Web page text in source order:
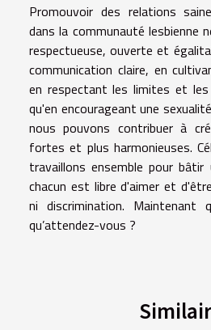
Promouvoir des relations
dans la communauté lesbienne
respectueuse, ouverte et
communication claire, en
en respectant les limites et
qu'en encourageant une
nous pouvons contribuer à
fortes et plus harmonieuses.
travaillons ensemble pour bâtir
chacun est libre d'aimer et
ni discrimination. Maintenant
qu’attendez-vous ?